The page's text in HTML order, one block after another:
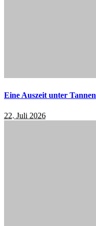
Eine Auszeit unter Tannen
22. Juli 2026